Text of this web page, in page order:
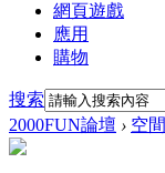
網頁遊戲
應用
購物
搜索
2000FUN論壇 › 空間